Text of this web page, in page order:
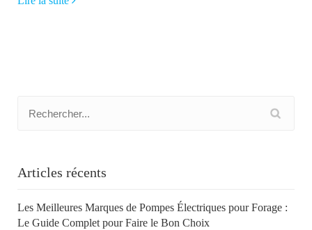
Articles récents
Les Meilleures Marques de Pompes Électriques pour Forage :
Le Guide Complet pour Faire le Bon Choix